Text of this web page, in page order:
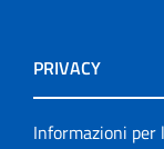
PRIVACY
Informazioni per